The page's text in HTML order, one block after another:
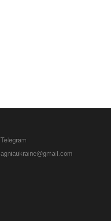
Telegram
agniaukraine@gmail.com